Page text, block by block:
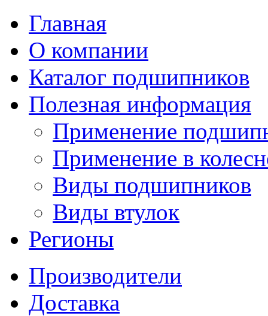
Главная
О компании
Каталог подшипников
Полезная информация
Применение
Применение в
Виды подшипников
Виды втулок
Регионы
Производители
Доставка